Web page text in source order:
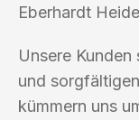
Eberhardt
Unsere
und
kümmern uns